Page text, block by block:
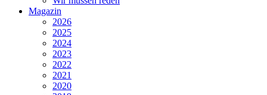
Magazin
2026
2025
2024
2023
2022
2021
2020